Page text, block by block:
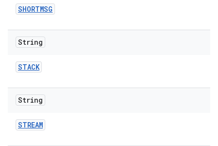
SHORTMSG
String
STACK
String
STREAM